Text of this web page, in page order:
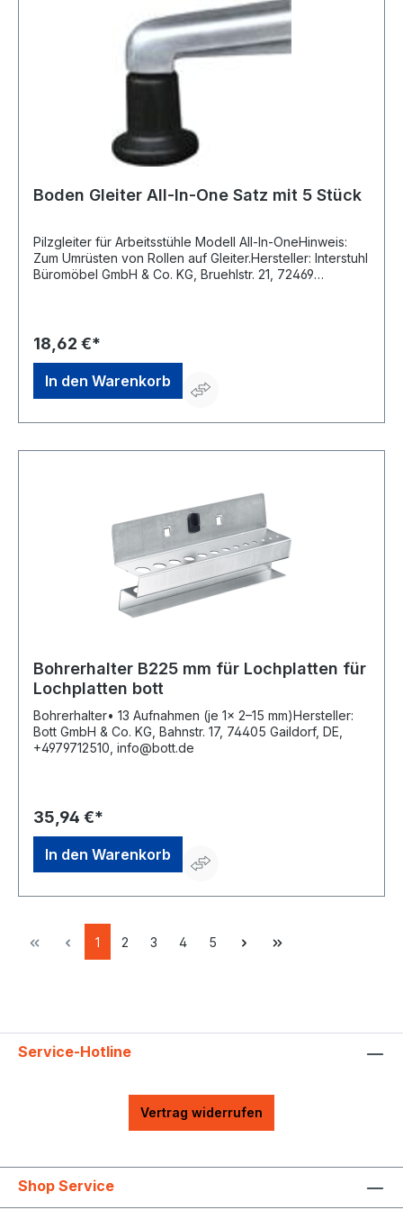
Boden Gleiter All-In-One Satz mit 5 Stück
Pilzgleiter für Arbeitsstühle Modell All-In-OneHinweis:
Zum Umrüsten von Rollen auf Gleiter.Hersteller: Interstuhl
Büromöbel GmbH & Co. KG, Bruehlstr. 21, 72469
18,62 €*
In den Warenkorb
Bohrerhalter B225 mm für Lochplatten für
Lochplatten bott
Bohrerhalter• 13 Aufnahmen (je 1x 2–15 mm)Hersteller:
Bott GmbH & Co. KG, Bahnstr. 17, 74405 Gaildorf, DE,
+4979712510, info@bott.de
35,94 €*
In den Warenkorb
1 2 3 4 5
Service-Hotline
Vertrag widerrufen
Shop Service